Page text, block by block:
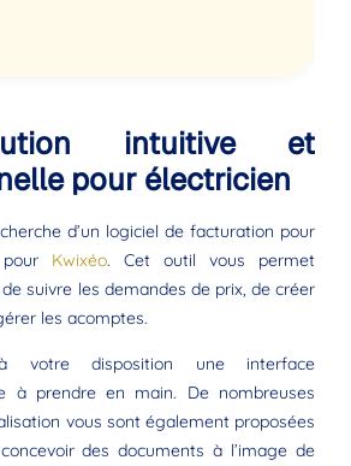
intuitive et
pour électricien
d’un logiciel de facturation pour
Kwixéo. Cet outil vous permet
de suivre les demandes de prix, de créer
les acomptes.
votre disposition une interface
à prendre en main. De nombreuses
vous sont également proposées
des documents à l’image de